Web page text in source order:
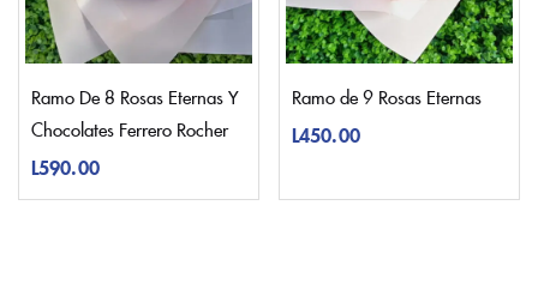
Ramo De 8 Rosas Eternas Y
Chocolates Ferrero Rocher
L590.00
Ramo de 9 Rosas Eternas
L450.00